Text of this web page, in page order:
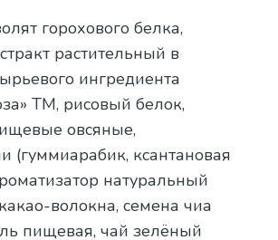
горохового белка,
растительный в
ингредиента
ТМ, рисовый белок,
овсяные,
(гуммиарабик, ксантановая
натуральный
волокна, семена чиа
пищевая, чай зелёный